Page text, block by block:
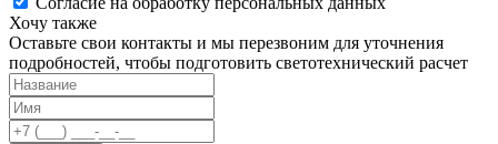
Хочу также
Оставьте свои контакты и мы перезвоним для уточнения
подробностей, чтобы подготовить светотехнический расчет